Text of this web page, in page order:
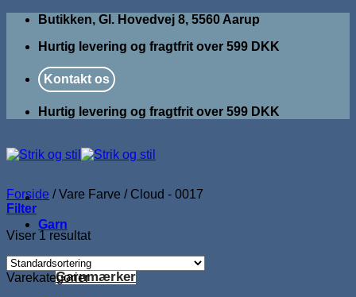
Fortsæt
indhold
Butikken, Gl. Hovedvej 8, 5560 Aarup
Hurtig levering og fragtfrit over 599 DKK
Kontakt os
Hurtig levering og fragtfrit over 599 DKK
Garn
Garnmærker
Forside /Vare Farve /Cloud - 0017
Filter
Viser 1 resultat
Varekategorier